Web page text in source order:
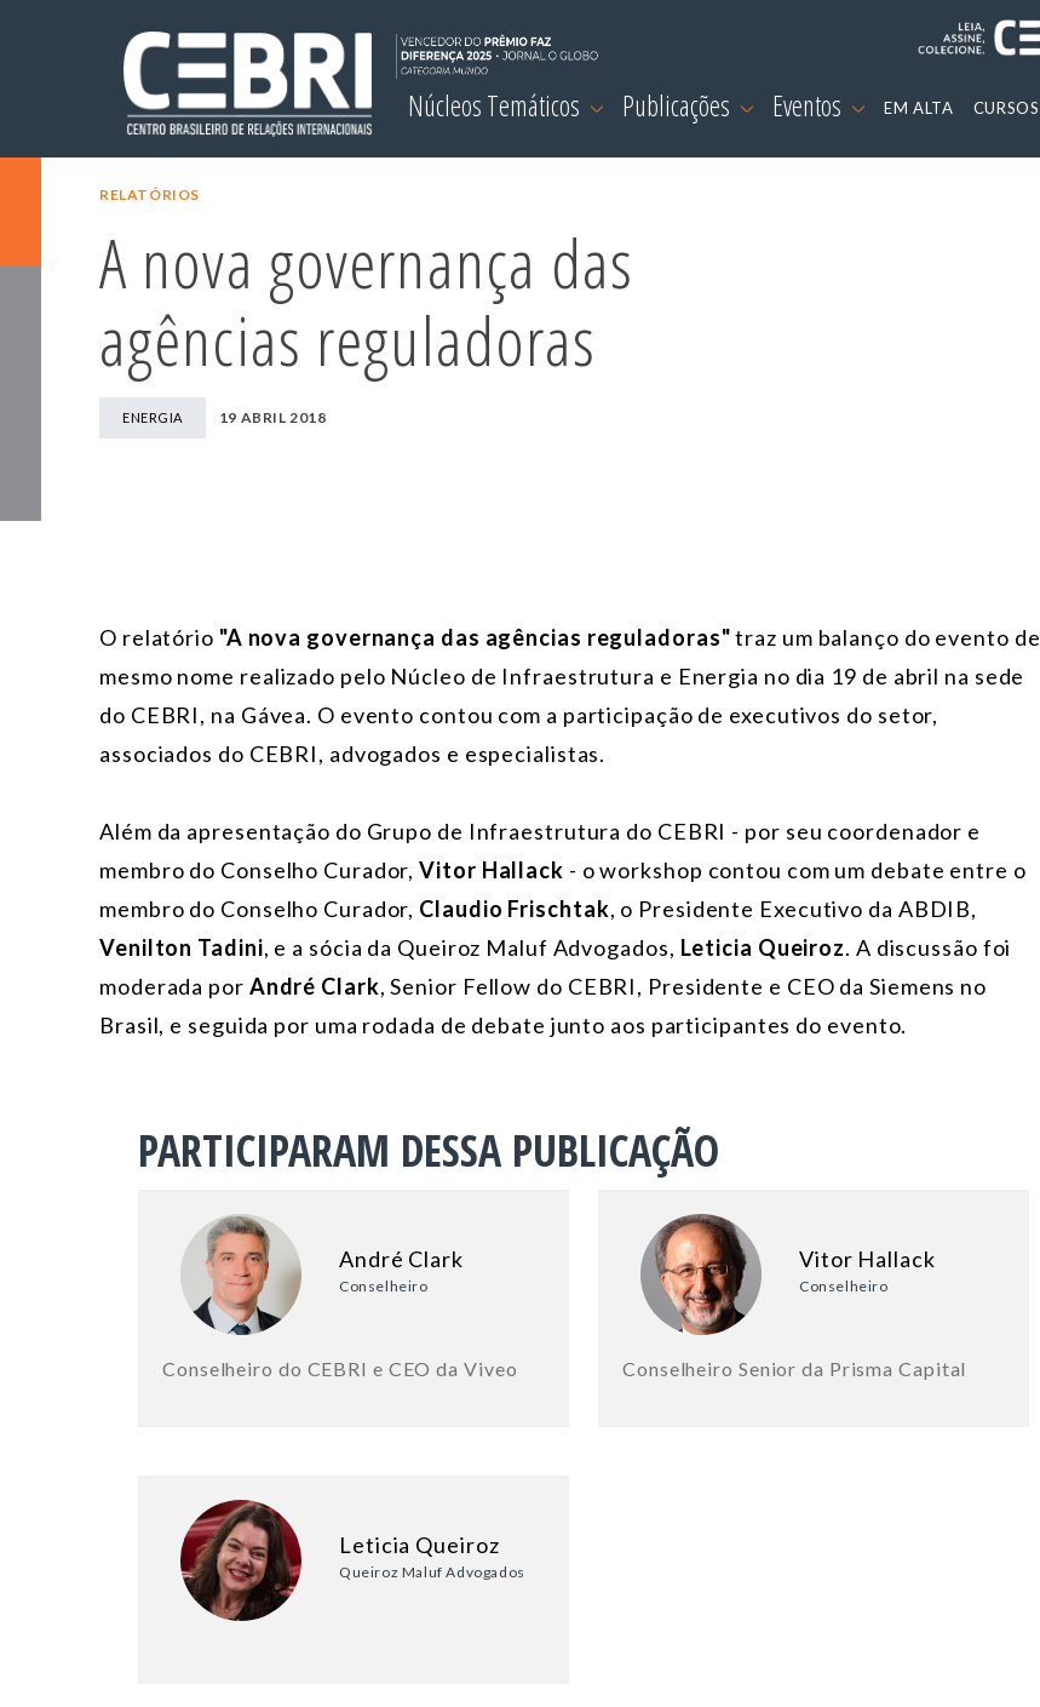
Núcleos Temáticos Publicações Eventos EM ALTA CURSOS
RELATÓRIOS
A nova governança das
agências reguladoras
ENERGIA 19 ABRIL 2018
O relatório "A nova governança das agências reguladoras"traz um balanço do evento de
mesmo nome realizado pelo Núcleo de Infraestrutura e Energia no dia 19 de abril na sede
do CEBRI, na Gávea. O evento contou com a participação de executivos do setor,
associados do CEBRI, advogados e especialistas.
Além da apresentação do Grupo de Infraestrutura do CEBRI - por seu coordenador e
membro do Conselho Curador,Vitor Hallack - o workshop contou com um debate entre o
membro do Conselho Curador, Claudio Frischtak, o Presidente Executivo da ABDIB,
Venilton Tadini, e a sócia da Queiroz Maluf Advogados, Leticia Queiroz. A discussão foi
moderada por André Clark, Senior Fellow do CEBRI, Presidente e CEO da Siemens no
Brasil, e seguida por uma rodada de debate junto aos participantes do evento.
PARTICIPARAM DESSA PUBLICAÇÃO
André Clark
Conselheiro
Conselheiro do CEBRI e CEO da Viveo
Vitor Hallack
Conselheiro
Conselheiro Senior da Prisma Capital
Leticia Queiroz
Queiroz Maluf Advogados